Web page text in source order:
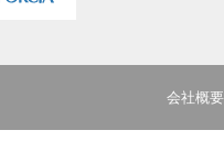
会社概要